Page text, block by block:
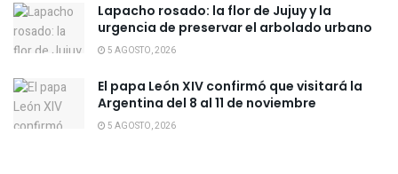
Lapacho rosado: la flor de Jujuy y la
urgencia de preservar el arbolado urbano
5 AGOSTO, 2026
El papa León XIV confirmó que visitará la
Argentina del 8 al 11 de noviembre
5 AGOSTO, 2026